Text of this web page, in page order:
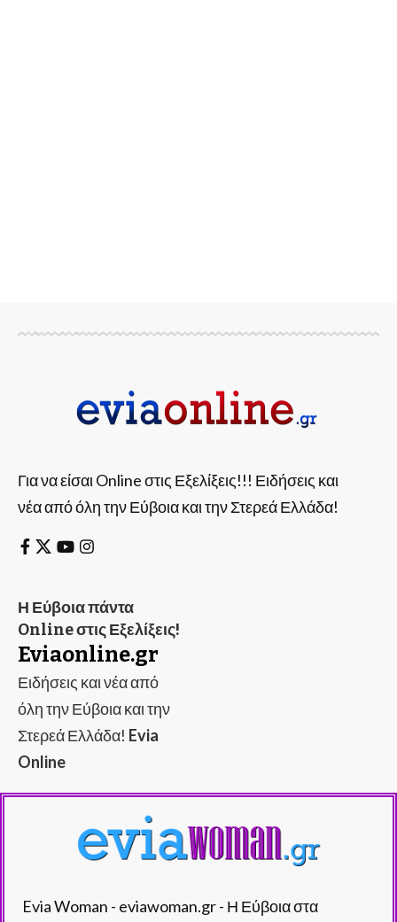
Για να είσαι Online στις Εξελίξεις!!! Ειδήσεις και
νέα από όλη την Εύβοια και την Στερεά Ελλάδα!
Η Εύβοια πάντα
Online στις Εξελίξεις!
Eviaonline.gr
Ειδήσεις και νέα από
όλη την Εύβοια και την
Στερεά Ελλάδα! Evia
Online
Evia Woman - eviawoman.gr - Η Εύβοια στα